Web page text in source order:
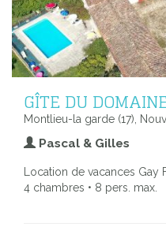
GÎTE DU
Montlieu-la garde (17),
Pascal & Gilles
Location de vacances Gay
4 chambres • 8 pers. max.